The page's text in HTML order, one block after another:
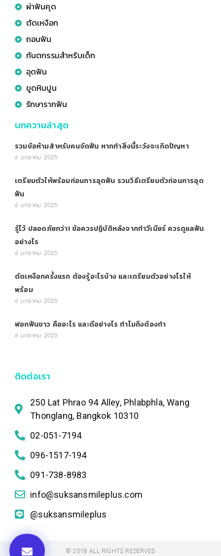
ผ่าฟันคุด
ตัดเหงือก
ถอนฟัน
ทันตกรรมสำหรับเด็ก
อุดฟัน
ขูดหินปูน
รักษารากฟัน
บทความล่าสุด
รวมข้อห้ามสำหรับคนจัดฟัน หากทำสิ่งนี้ระวังจะเกิดปัญหา
6 มกราคม 2025
เตรียมตัวให้พร้อมก่อนการอุดฟัน รวมวิธีเตรียมตัวก่อนการอุด
ฟัน
6 มกราคม 2025
รู้ไว้ ปลอดภัยกว่า! ข้อควรปฏิบัติหลังจากทำวีเนียร์ ควรดูแลฟัน
อย่างไร
6 มกราคม 2025
ตัดเหงือกครั้งแรก ต้องรู้อะไรบ้าง และเตรียมตัวอย่างไรให้
พร้อม
6 มกราคม 2025
ฟอกฟันขาว คืออะไร และดีอย่างไร ทำไมถึงต้องทำ
6 มกราคม 2025
ติดต่อเรา
250 Lat Phrao 94 Alley, Phlabphla, Wang
Thonglang, Bangkok 10310
02-051-7194
096-1517-194
091-738-8983
info@suksansmileplus.com
@suksansmileplus
© 2018 ALL RIGHTS RESERVED​